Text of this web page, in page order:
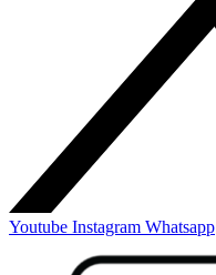
Youtube Instagram Whatsapp